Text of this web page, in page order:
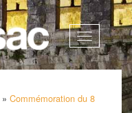
Afficher
la
» Commémoration du 8